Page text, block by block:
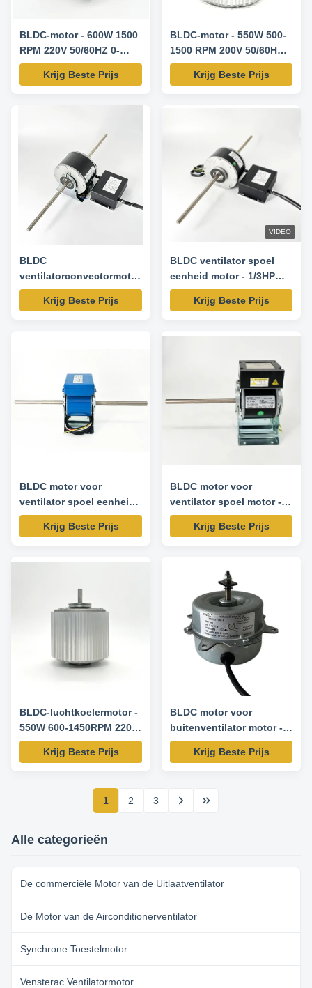
BLDC-motor - 600W 1500
RPM 220V 50/60HZ 0-
10V/PWM
snelheidsregeling met
Krijg Beste Prijs
BLDC-motor - 550W 500-
1500 RPM 200V 50/60HZ
0-10V snelheidsregeling
Krijg Beste Prijs
BLDC
ventilatorconvectormotor
- 1/2 PK 300-1050 RPM
208-230 V 50/60 HZ
Krijg Beste Prijs
VIDEO
BLDC ventilator spoel
eenheid motor - 1/3HP
200-1200RPM 220V
50/60HZ
Krijg Beste Prijs
BLDC motor voor
ventilator spoel eenheid
motor - 50W 300-
1500RPM 200-240V
Krijg Beste Prijs
BLDC motor voor
ventilator spoel motor -
50W 300-1300 RPM 220V
Krijg Beste Prijs
BLDC-luchtkoelermotor -
550W 600-1450RPM 220V
50HZ 0-10V
snelheidsregeling/PWM
Krijg Beste Prijs
BLDC motor voor
buitenventilator motor -
90W 2800RPM 200V 50HZ
Krijg Beste Prijs
1 2 3
Alle categorieën
De commerciële Motor van de Uitlaatventilator
De Motor van de Airconditionerventilator
Synchrone Toestelmotor
Vensterac Ventilatormotor